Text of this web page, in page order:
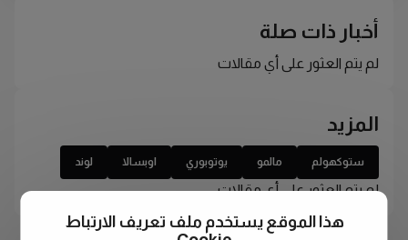
أخبار ذات صلة
لم يتم العثور على أي مقالات
المزيد
ستوكهولم مالمو يوتوبوري اوبسالا لوند
لم يتم العثور على أي مقالات
هذا الموقع يستخدم ملف تعريف الارتباط